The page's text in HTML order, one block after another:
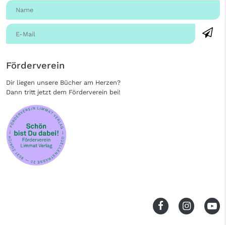
Förderverein
Dir liegen unsere Bücher am Herzen?
Dann tritt jetzt dem Förderverein bei!